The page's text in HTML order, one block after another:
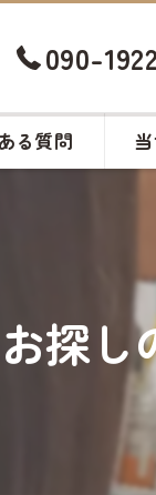
090-
る質問
ヘ
メン
カラ
探し